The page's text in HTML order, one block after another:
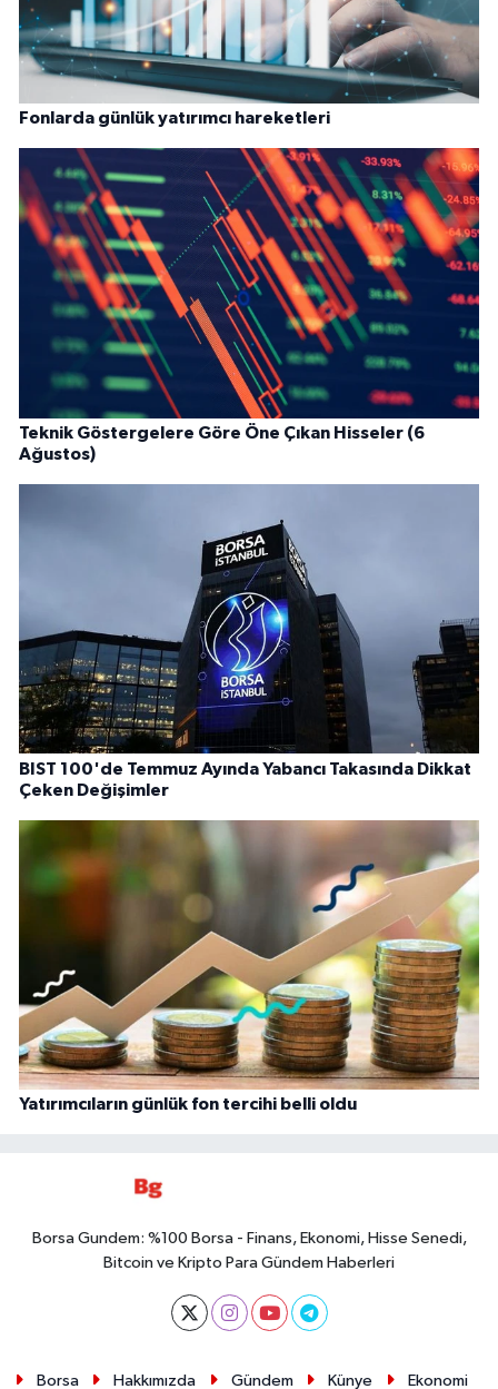
Fonlarda günlük yatırımcı hareketleri
Teknik Göstergelere Göre Öne Çıkan Hisseler (6
Ağustos)
BIST 100'de Temmuz Ayında Yabancı Takasında Dikkat
Çeken Değişimler
Yatırımcıların günlük fon tercihi belli oldu
Borsa Gundem: %100 Borsa - Finans, Ekonomi, Hisse Senedi,
Bitcoin ve Kripto Para Gündem Haberleri
Borsa Hakkımızda Gündem Künye Ekonomi